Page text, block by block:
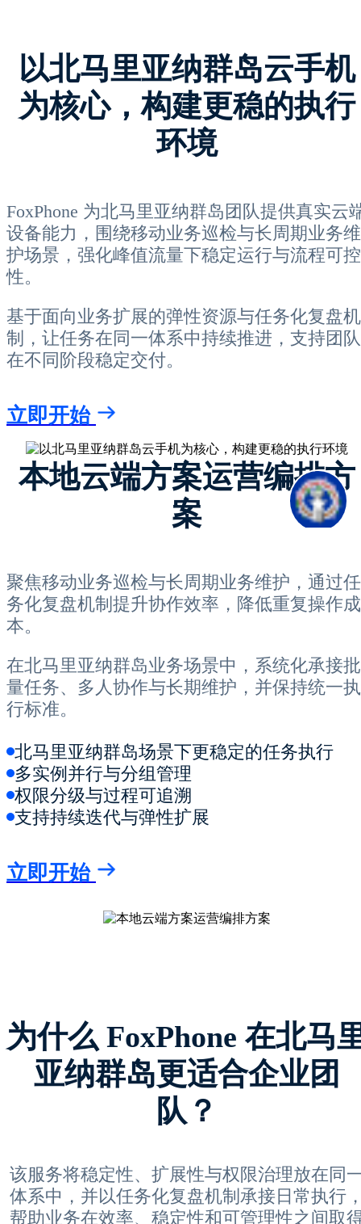
以北马里亚纳群岛云手机
为核心，构建更稳的执行
环境
FoxPhone 为北马里亚纳群岛团队提供真实云
设备能力，围绕移动业务巡检与长周期业务维
护场景，强化峰值流量下稳定运行与流程可控
性。
基于面向业务扩展的弹性资源与任务化复盘机
制，让任务在同一体系中持续推进，支持团队
在不同阶段稳定交付。
立即开始
本地云端方案运营编排方
案
聚焦移动业务巡检与长周期业务维护，通过任
务化复盘机制提升协作效率，降低重复操作成
本。
在北马里亚纳群岛业务场景中，系统化承接批
量任务、多人协作与长期维护，并保持统一执
行标准。
北马里亚纳群岛场景下更稳定的任务执行
多实例并行与分组管理
权限分级与过程可追溯
支持持续迭代与弹性扩展
立即开始
为什么 FoxPhone 在北马
亚纳群岛更适合企业团
队？
该服务将稳定性、扩展性与权限治理放在同
体系中，并以任务化复盘机制承接日常执行
帮助业务在效率、稳定性和可管理性之间取